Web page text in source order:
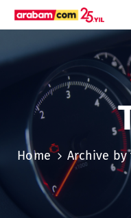
Home Archive by